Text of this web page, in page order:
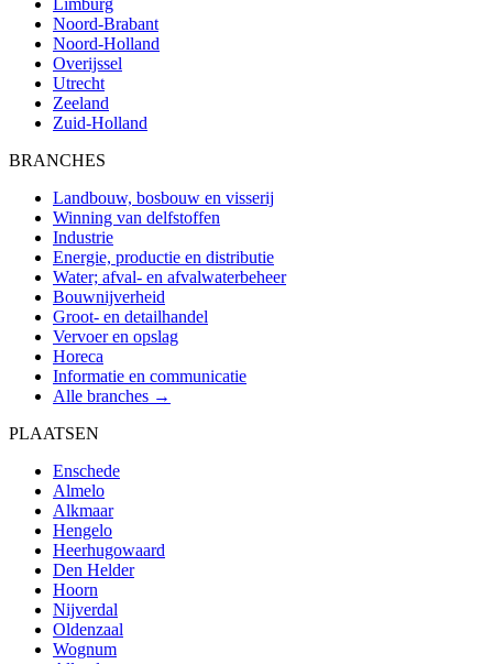
Limburg
Noord-Brabant
Noord-Holland
Overijssel
Utrecht
Zeeland
Zuid-Holland
BRANCHES
Landbouw, bosbouw en visserij
Winning van delfstoffen
Industrie
Energie, productie en distributie
Water; afval- en afvalwaterbeheer
Bouwnijverheid
Groot- en detailhandel
Vervoer en opslag
Horeca
Informatie en communicatie
Alle branches →
PLAATSEN
Enschede
Almelo
Alkmaar
Hengelo
Heerhugowaard
Den Helder
Hoorn
Nijverdal
Oldenzaal
Wognum